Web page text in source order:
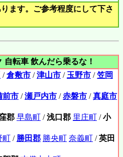
ます。ご参考程度にして下さ
自転車 飲んだら乗るな！
/倉敷市 /津山市 / 玉野市 /笠岡
前市 /瀬戸内市 /赤磐市 /真庭市
郡 早島町 /浅口郡 里庄町 /小
町 / 勝田郡 勝央町 奈義町 /英田